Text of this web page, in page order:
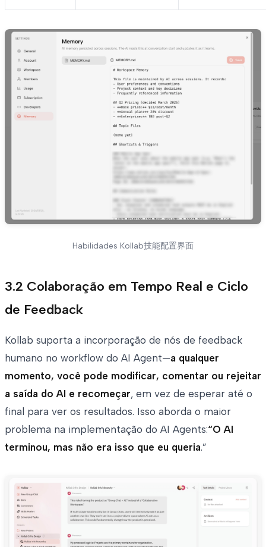
Habilidades Kollab技能配置界面
3.2 Colaboração em Tempo Real e Ciclo
de Feedback
Kollab suporta a incorporação de nós de feedback
humano no workflow do AI Agent—a qualquer
momento, você pode modificar, comentar ou rejeitar
a saída do AI e recomeçar, em vez de esperar até o
final para ver os resultados. Isso aborda o maior
problema na implementação do AI Agents:“O AI
terminou, mas não era isso que eu queria.”